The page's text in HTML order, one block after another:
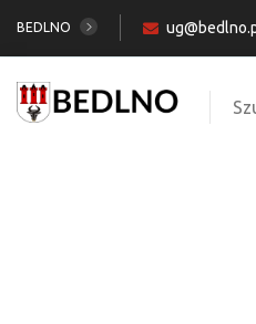
BEDLNO